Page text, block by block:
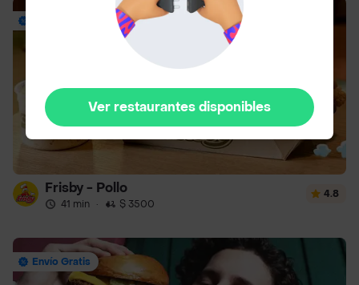
Frisby - Pollo
41 min · $ 3500
4.8
Envío Gratis
Ver restaurantes disponibles